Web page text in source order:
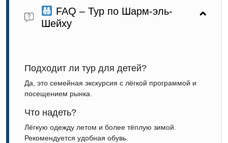
FAQ – Тур по Шарм-эль-
Шейху
Подходит ли тур для детей?
Да, это семейная экскурсия с лёгкой программой и
посещением рынка.
Что надеть?
Лёгкую одежду летом и более тёплую зимой.
Рекомендуется удобная обувь.